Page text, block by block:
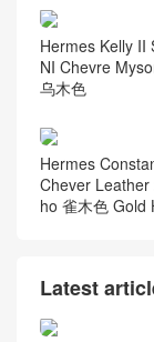
Hermes Kelly II
NI Chevre
乌木色
Hermes
Chever
ho 雀木色 Gold
Latest